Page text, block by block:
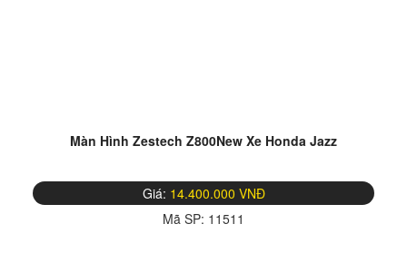
Màn Hình Zestech Z800New Xe Honda Jazz
Giá: 14.400.000 VNĐ
Mã SP: 11511